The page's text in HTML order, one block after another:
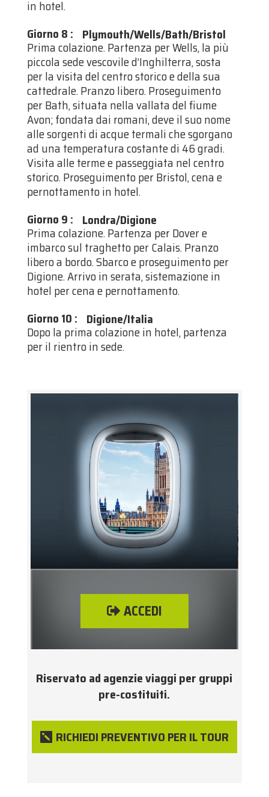
in hotel.
Giorno 8 : Plymouth/Wells/Bath/Bristol
Prima colazione. Partenza per Wells, la più
piccola sede vescovile d’Inghilterra, sosta
per la visita del centro storico e della sua
cattedrale. Pranzo libero. Proseguimento
per Bath, situata nella vallata del fiume
Avon; fondata dai romani, deve il suo nome
alle sorgenti di acque termali che sgorgano
ad una temperatura costante di 46 gradi.
Visita alle terme e passeggiata nel centro
storico. Proseguimento per Bristol, cena e
pernottamento in hotel.
Giorno 9 : Londra/Digione
Prima colazione. Partenza per Dover e
imbarco sul traghetto per Calais. Pranzo
libero a bordo. Sbarco e proseguimento per
Digione. Arrivo in serata, sistemazione in
hotel per cena e pernottamento.
Giorno 10 : Digione/Italia
Dopo la prima colazione in hotel, partenza
per il rientro in sede.
ACCEDI
Riservato ad agenzie viaggi per gruppi
pre-costituiti.
RICHIEDI PREVENTIVO PER IL TOUR